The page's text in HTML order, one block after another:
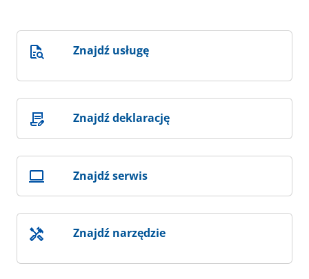
Znajdź usługę
Znajdź deklarację
Znajdź serwis
Znajdź narzędzie